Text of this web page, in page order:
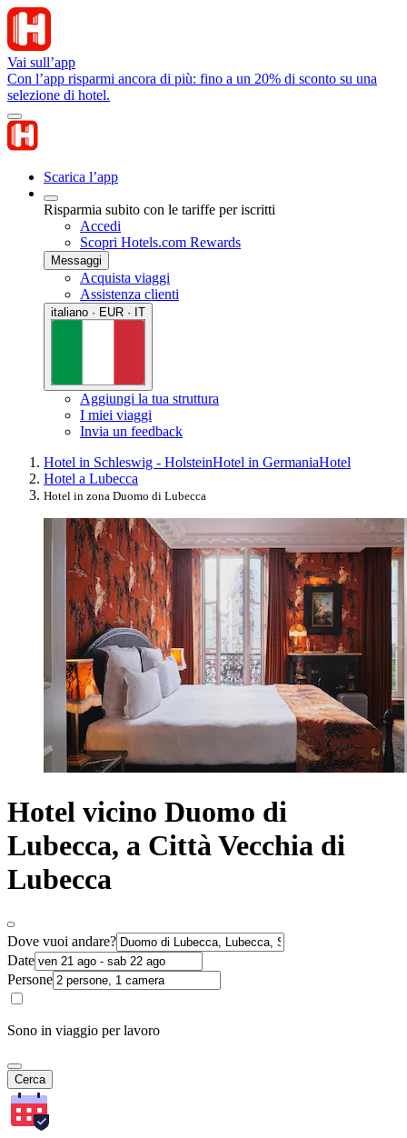
Vai sull’app
Con l’app risparmi ancora di più: fino a un 20% di sconto su una
selezione di hotel.
Scarica l’app
Risparmia subito con le tariffe per iscritti
Accedi
Scopri Hotels.com Rewards
Messaggi
Acquista viaggi
Assistenza clienti
italiano · EUR · IT
Aggiungi la tua struttura
I miei viaggi
Invia un feedback
Hotel in Schleswig - HolsteinHotel in GermaniaHotel
Hotel a Lubecca
Hotel in zona Duomo di Lubecca
Hotel vicino Duomo di
Lubecca, a Città Vecchia di
Lubecca
Dove vuoi andare?
Date
Persone
Sono in viaggio per lavoro
Cerca